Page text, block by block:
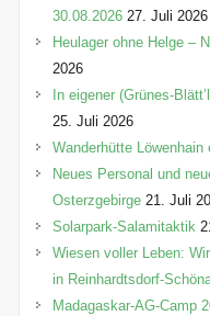
30.08.2026 27. Juli 2026
Heulager ohne Helge –
2026
In eigener (Grünes-
25. Juli 2026
Wanderhütte Löwenhain
Neues Personal und
Osterzgebirge 21. Juli
Solarpark-Salamitaktik
Wiesen voller Leben:
in Reinhardtsdorf-
Madagaskar-AG-Camp